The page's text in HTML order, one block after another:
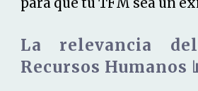
La relevancia
Recursos Humanos